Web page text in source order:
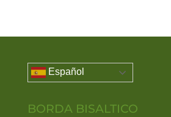
Español
BORDA BISALTICO